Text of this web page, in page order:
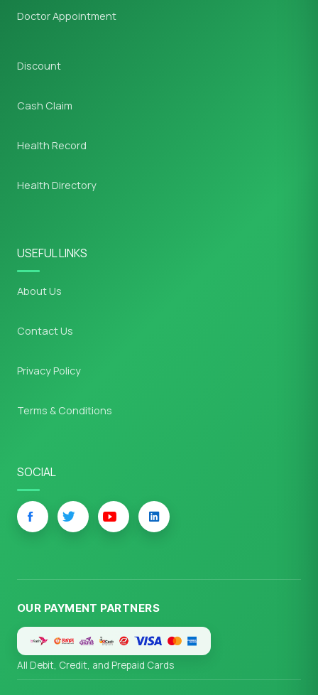
Doctor Appointment
Discount
Cash Claim
Health Record
Health Directory
USEFUL LINKS
About Us
Contact Us
Privacy Policy
Terms & Conditions
SOCIAL
OUR PAYMENT PARTNERS
All Debit, Credit, and Prepaid Cards